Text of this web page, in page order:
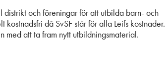
distrikt och föreningar för att utbilda barn- och
då SvSF står för alla Leifs kostnader.
att ta fram nytt utbildningsmaterial.